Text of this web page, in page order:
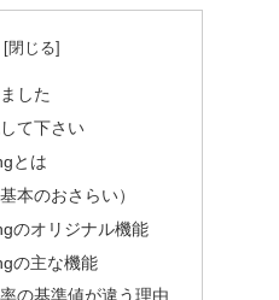
した
て下さい
とは
本のおさらい）
のオリジナル機能
の主な機能
の基準値が違う理由